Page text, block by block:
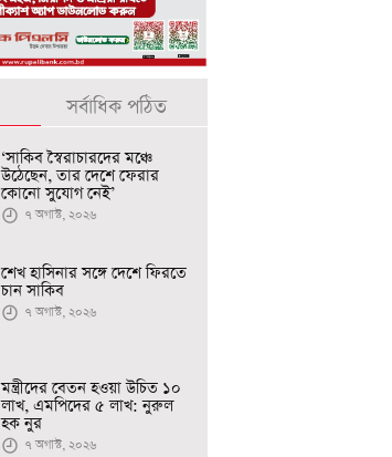
সর্বাধিক পঠিত
‘সাকিব স্বৈরাচারদের মঞ্চে
উঠেছেন, তার দেশে ফেরার
কোনো সুযোগ নেই’
৭ অগাস্ট, ২০২৬
শেখ হাসিনার সঙ্গে দেশে ফিরতে
চান সাকিব
৭ অগাস্ট, ২০২৬
মন্ত্রীদের বেতন হওয়া উচিত ১০
লাখ, এমপিদের ৫ লাখ: নুরুল
হক নুর
৭ অগাস্ট, ২০২৬